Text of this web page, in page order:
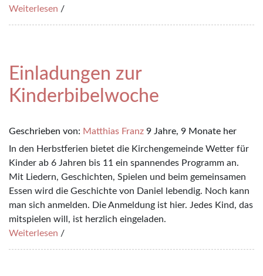
Weiterlesen /
Einladungen zur
Kinderbibelwoche
Geschrieben von: Matthias Franz 9 Jahre, 9 Monate her
In den Herbstferien bietet die Kirchengemeinde Wetter für
Kinder ab 6 Jahren bis 11 ein spannendes Programm an.
Mit Liedern, Geschichten, Spielen und beim gemeinsamen
Essen wird die Geschichte von Daniel lebendig. Noch kann
man sich anmelden. Die Anmeldung ist hier. Jedes Kind, das
mitspielen will, ist herzlich eingeladen.
Weiterlesen /